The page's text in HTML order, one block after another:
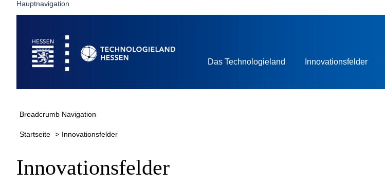
Hauptnavigation
Startseite
Das Technologieland Innovationsfelder
Breadcrumb Navigation
Startseite Innovationsfelder
Innovationsfelder